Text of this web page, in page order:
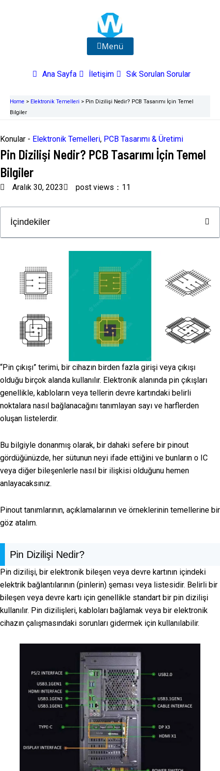
Menü
Ana Sayfa İletişim Sık Sorulan Sorular
Home > Elektronik Temelleri > Pin Dizilişi Nedir? PCB Tasarımı İçin Temel
Bilgiler
Konular - Elektronik Temelleri, PCB Tasarımı & Üretimi
Pin Dizilişi Nedir? PCB Tasarımı İçin Temel
Bilgiler
Aralık 30, 2023 post views：11
İçindekiler
“Pin çıkışı” terimi, bir cihazın birden fazla girişi veya çıkışı
olduğu birçok alanda kullanılır. Elektronik alanında pin çıkışları
genellikle, kabloların veya tellerin devre kartındaki belirli
noktalara nasıl bağlanacağını tanımlayan sayı ve harflerden
oluşan listelerdir.
Bu bilgiyle donanmış olarak, bir dahaki sefere bir pinout
gördüğünüzde, her sütunun neyi ifade ettiğini ve bunların o IC
veya diğer bileşenlerle nasıl bir ilişkisi olduğunu hemen
anlayacaksınız.
Pinout tanımlarının, açıklamalarının ve örneklerinin temellerine bir
göz atalım.
Pin Dizilişi Nedir?
Pin dizilişi, bir elektronik bileşen veya devre kartının içindeki
elektrik bağlantılarının (pinlerin) şeması veya listesidir. Belirli bir
bileşen veya devre kartı için genellikle standart bir pin dizilişi
kullanılır. Pin dizilişleri, kabloları bağlamak veya bir elektronik
cihazın çalışmasındaki sorunları gidermek için kullanılabilir.